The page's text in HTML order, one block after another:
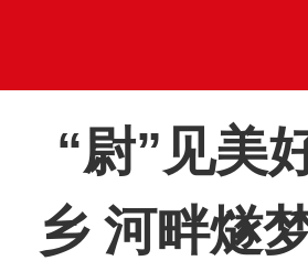
“尉”见美
乡 河畔燧